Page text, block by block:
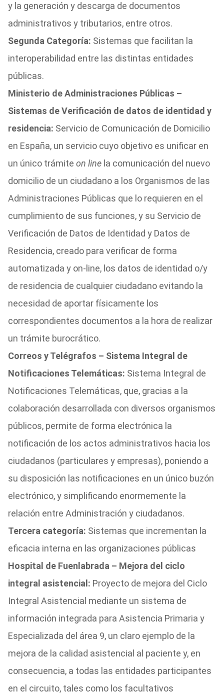
y la generación y descarga de documentos
administrativos y tributarios, entre otros.
Segunda Categoría: Sistemas que facilitan la
interoperabilidad entre las distintas entidades
públicas.
Ministerio de Administraciones Públicas –
Sistemas de Verificación de datos de identidad y
residencia: Servicio de Comunicación de Domicilio
en España, un servicio cuyo objetivo es unificar en
un único trámite on linela comunicación del nuevo
domicilio de un ciudadano a los Organismos de las
Administraciones Públicas que lo requieren en el
cumplimiento de sus funciones, y su Servicio de
Verificación de Datos de Identidad y Datos de
Residencia, creado para verificar de forma
automatizada y on-line, los datos de identidad o/y
de residencia de cualquier ciudadano evitando la
necesidad de aportar físicamente los
correspondientes documentos a la hora de realizar
un trámite burocrático.
Correos y Telégrafos – Sistema Integral de
Notificaciones Telemáticas: Sistema Integral de
Notificaciones Telemáticas, que, gracias a la
colaboración desarrollada con diversos organismos
públicos, permite de forma electrónica la
notificación de los actos administrativos hacia los
ciudadanos (particulares y empresas), poniendo a
su disposición las notificaciones en un único buzón
electrónico, y simplificando enormemente la
relación entre Administración y ciudadanos.
Tercera categoría: Sistemas que incrementan la
eficacia interna en las organizaciones públicas
Hospital de Fuenlabrada – Mejora del ciclo
integral asistencial: Proyecto de mejora del Ciclo
Integral Asistencial mediante un sistema de
información integrada para Asistencia Primaria y
Especializada del área 9, un claro ejemplo de la
mejora de la calidad asistencial al paciente y, en
consecuencia, a todas las entidades participantes
en el circuito, tales como los facultativos